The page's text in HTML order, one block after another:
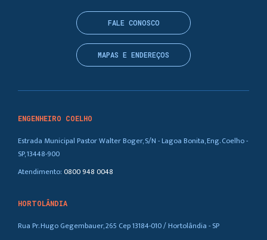
ENGENHEIRO COELHO
Estrada Municipal Pastor Walter Boger, S/N - Lagoa Bonita, Eng. Coelho -
SP, 13448-900
Atendimento:0800 948 0048
HORTOLÂNDIA
Rua Pr. Hugo Gegembauer, 265 Cep 13184-010 / Hortolândia - SP
FALE CONOSCO
MAPAS E ENDEREÇOS